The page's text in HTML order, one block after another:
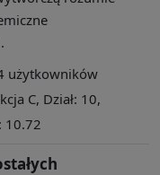
użytkowników
C, Dział: 10,
10.72